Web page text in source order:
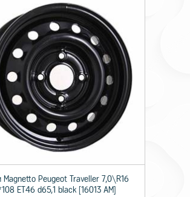
Magnetto Peugeot Traveller 7,0\R16
ET46 d65,1 black [16013 AM]